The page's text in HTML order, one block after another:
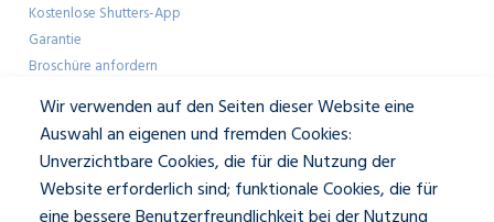
Kostenlose Shutters-App
Garantie
Broschüre anfordern
Showroom-Besuch
Wir verwenden auf den Seiten dieser Website eine
Auswahl an eigenen und fremden Cookies:
Unverzichtbare Cookies, die für die Nutzung der
Website erforderlich sind; funktionale Cookies, die für